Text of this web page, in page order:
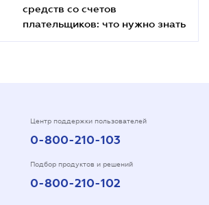
средств со счетов
плательщиков: что нужно знать
Центр поддержки пользователей
0-800-210-103
Подбор продуктов и решений
0-800-210-102